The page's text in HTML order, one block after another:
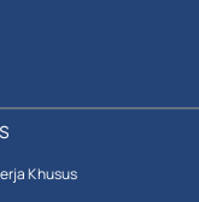
Khusus